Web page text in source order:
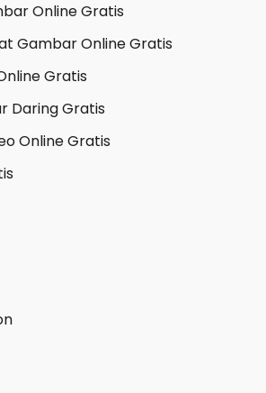
Online Gratis
Gambar Online Gratis
Gratis
Daring Gratis
Online Gratis